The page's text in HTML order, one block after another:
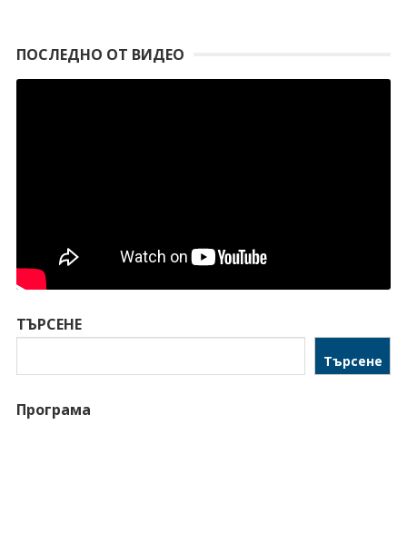
ПОСЛЕДНО ОТ ВИДЕО
ТЪРСЕНЕ
Търсене
Програма